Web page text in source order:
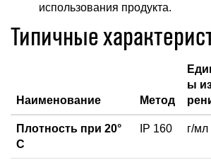
использования продукта.
Типичные
Наименование Метод
ы
Плотность при 20°
С
IP 160 г/мл